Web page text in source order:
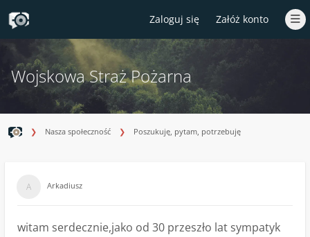
Zaloguj się Załóż konto
Wojskowa Straż Pożarna
Nasza społeczność Poszukuję, pytam, potrzebuję
Arkadiusz
witam serdecznie,jako od 30 przeszło lat sympatyk